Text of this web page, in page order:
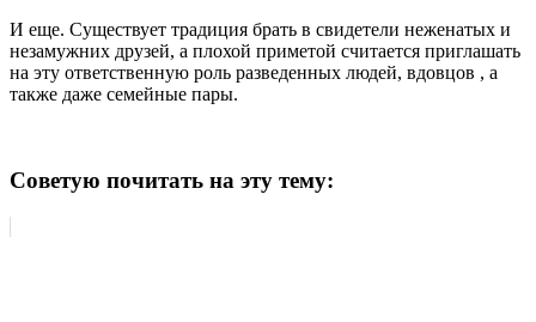
И еще. Существует традиция брать в свидетели неженатых и
незамужних друзей, а плохой приметой считается приглашать
на эту ответственную роль разведенных людей, вдовцов , а
также даже семейные пары.
Советую почитать на эту тему: